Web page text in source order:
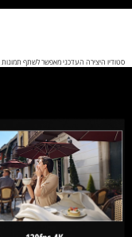
סטודיו היצירה העדכני מאפשר לשתף